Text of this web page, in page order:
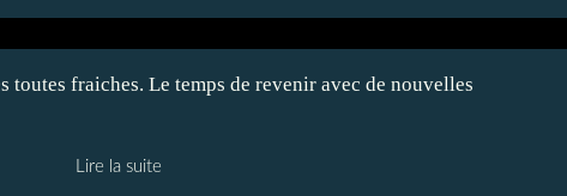
toutes fraiches. Le temps de revenir avec de nouvelles
Lire la suite